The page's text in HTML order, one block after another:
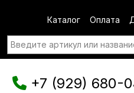
Каталог Оплата
+7 (929) 680-